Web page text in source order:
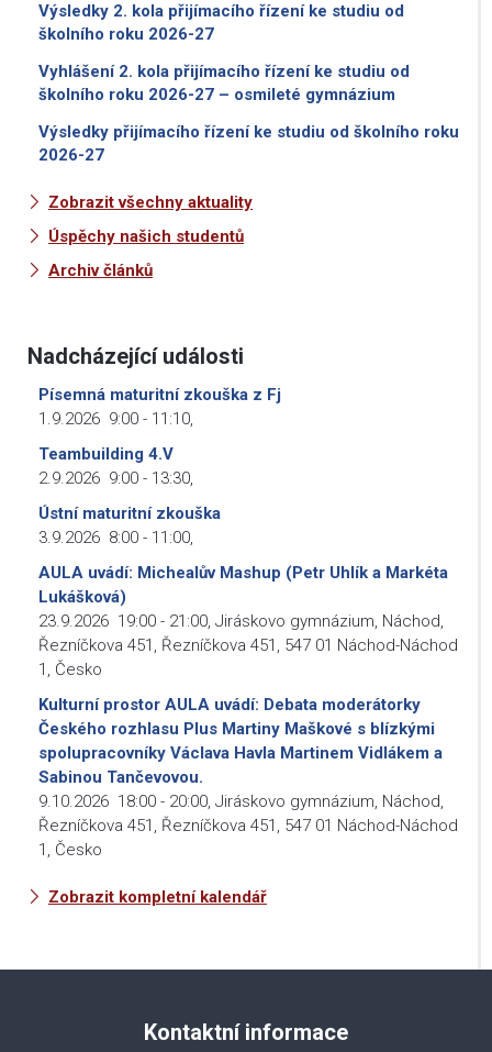
Výsledky 2. kola přijímacího řízení ke studiu od
školního roku 2026-27
Vyhlášení 2. kola přijímacího řízení ke studiu od
školního roku 2026-27 – osmileté gymnázium
Výsledky přijímacího řízení ke studiu od školního roku
2026-27
Zobrazit všechny aktuality
Úspěchy našich studentů
Archiv článků
Nadcházející události
Písemná maturitní zkouška z Fj
1.9.2026 9:00 - 11:10,
Teambuilding 4.V
2.9.2026 9:00 - 13:30,
Ústní maturitní zkouška
3.9.2026 8:00 - 11:00,
AULA uvádí: Michealův Mashup (Petr Uhlík a Markéta
Lukášková)
23.9.2026 19:00 - 21:00, Jiráskovo gymnázium, Náchod,
Řezníčkova 451, Řezníčkova 451, 547 01 Náchod-Náchod
1, Česko
Kulturní prostor AULA uvádí: Debata moderátorky
Českého rozhlasu Plus Martiny Maškové s blízkými
spolupracovníky Václava Havla Martinem Vidlákem a
Sabinou Tančevovou.
9.10.2026 18:00 - 20:00, Jiráskovo gymnázium, Náchod,
Řezníčkova 451, Řezníčkova 451, 547 01 Náchod-Náchod
1, Česko
Zobrazit kompletní kalendář
Kontaktní informace